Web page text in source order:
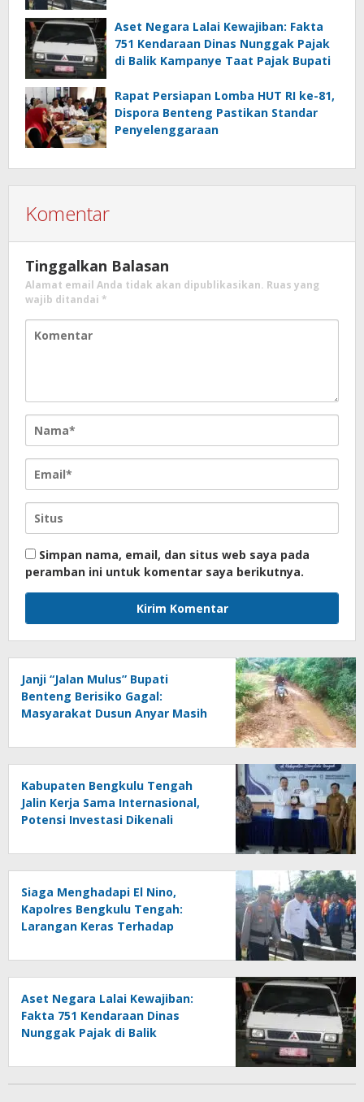
Aset Negara Lalai Kewajiban: Fakta
751 Kendaraan Dinas Nunggak Pajak
di Balik Kampanye Taat Pajak Bupati
Rapat Persiapan Lomba HUT RI ke-81,
Dispora Benteng Pastikan Standar
Penyelenggaraan
Komentar
Tinggalkan Balasan
Alamat email Anda tidak akan dipublikasikan. Ruas yang
wajib ditandai *
Simpan nama, email, dan situs web saya pada
peramban ini untuk komentar saya berikutnya.
Janji “Jalan Mulus” Bupati
Benteng Berisiko Gagal:
Masyarakat Dusun Anyar Masih
Genangan
Kabupaten Bengkulu Tengah
Jalin Kerja Sama Internasional,
Potensi Investasi Dikenali
Siaga Menghadapi El Nino,
Kapolres Bengkulu Tengah:
Larangan Keras Terhadap
Aset Negara Lalai Kewajiban:
Fakta 751 Kendaraan Dinas
Nunggak Pajak di Balik